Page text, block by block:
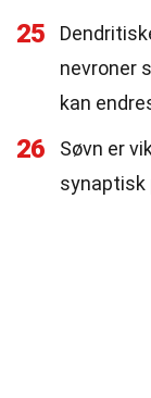
25
nevroner
kan
26
Søvn er